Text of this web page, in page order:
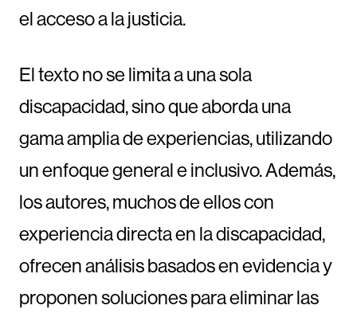
el acceso a la justicia.
El texto no se limita a una sola
discapacidad, sino que aborda una
gama amplia de experiencias, utilizando
un enfoque general e inclusivo. Además,
los autores, muchos de ellos con
experiencia directa en la discapacidad,
ofrecen análisis basados en evidencia y
proponen soluciones para eliminar las